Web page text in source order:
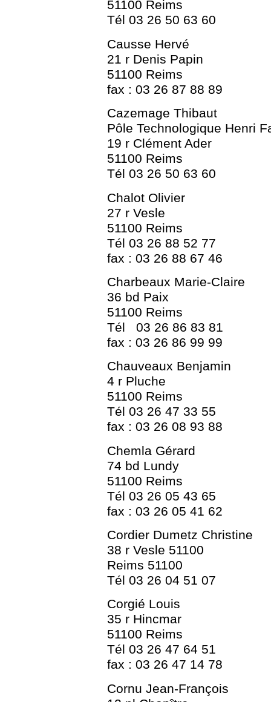
51100 Reims
Tél 03 26 50 63 60
Causse Hervé
21 r Denis Papin
51100 Reims
fax : 03 26 87 88 89
Cazemage Thibaut
Pôle Technologique Henri
19 r Clément Ader
51100 Reims
Tél 03 26 50 63 60
Chalot Olivier
27 r Vesle
51100 Reims
Tél 03 26 88 52 77
fax : 03 26 88 67 46
Charbeaux Marie-Claire
36 bd Paix
51100 Reims
Tél 03 26 86 83 81
fax : 03 26 86 99 99
Chauveaux Benjamin
4 r Pluche
51100 Reims
Tél 03 26 47 33 55
fax : 03 26 08 93 88
Chemla Gérard
74 bd Lundy
51100 Reims
Tél 03 26 05 43 65
fax : 03 26 05 41 62
Cordier Dumetz Christine
38 r Vesle 51100
Reims 51100
Tél 03 26 04 51 07
Corgié Louis
35 r Hincmar
51100 Reims
Tél 03 26 47 64 51
fax : 03 26 47 14 78
Cornu Jean-François